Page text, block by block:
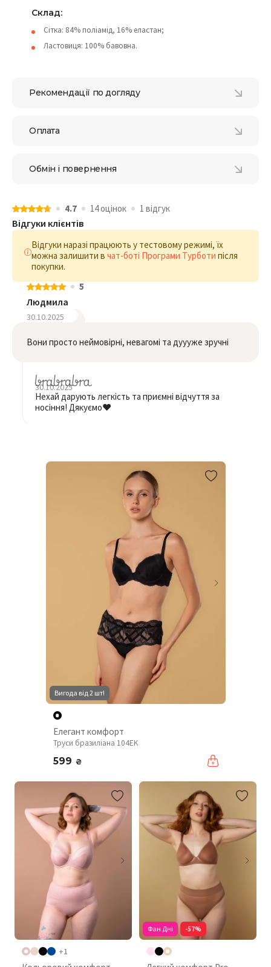
Склад:
Сітка: 84% поліамід, 16% еластан;
Ластовиця: 100% бавовна.
Рекомендації по догляду
Оплата
Обмін і повернення
4.7 14 оцiнок 1 відгук
Відгуки клієнтів
Відгуки наразі працюють у тестовому режимі, їх
можна залишити в чат-боті Програми Турботи після
покупки.
5
Людмила
30.10.2025
Вони просто неймовірні, невагомі та дуууже зручні
30.10.2025
Нехай дарують легкість та приємні відчуття за
носіння! Дякуємо❤️
Вигода від 2 шт!
Елегант комфорт
Труси бразиліана 104EK
599 ₴
+1
Фан Дні -57%